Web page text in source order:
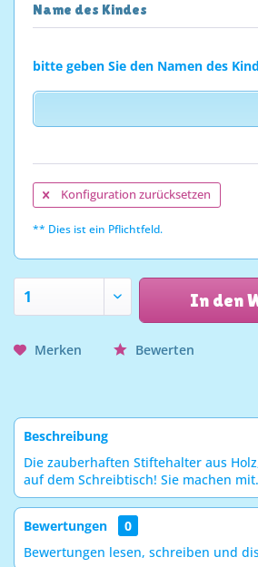
Name des Kindes
bitte geben Sie den Namen des
Konfiguration zurücksetzen
** Dies ist ein Pflichtfeld.
In den
Merken Bewerten
Beschreibung
Die zauberhaften Stiftehalter aus
auf dem Schreibtisch! Sie machen
Bewertungen
0
Bewertungen lesen, schreiben und